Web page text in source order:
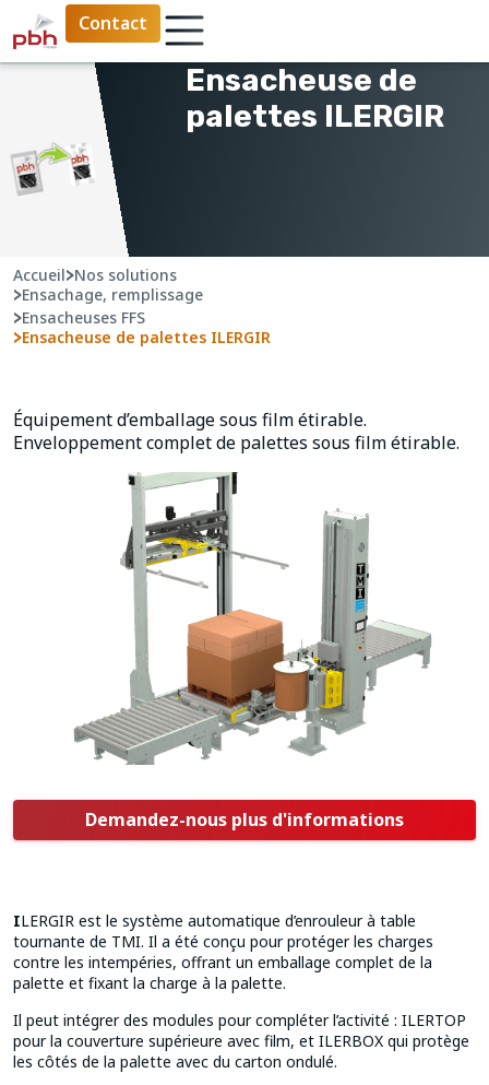
Contact
Ensacheuse de
palettes ILERGIR
Accueil>Nos solutions
>Ensachage, remplissage
>Ensacheuses FFS
>Ensacheuse de palettes ILERGIR
Équipement d’emballage sous film étirable.
Enveloppement complet de palettes sous film étirable.
Demandez-nous plus d'informations
ILERGIR est le système automatique d’enrouleur à table
tournante de TMI. Il a été conçu pour protéger les charges
contre les intempéries, offrant un emballage complet de la
palette et fixant la charge à la palette.
Il peut intégrer des modules pour compléter l’activité : ILERTOP
pour la couverture supérieure avec film, et ILERBOX qui protège
les côtés de la palette avec du carton ondulé.